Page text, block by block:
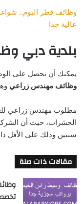
وظائف قطر اليوم..
عالية جدا
بلدية دبي
يمكنك أن تحصل على
وظائف مهندس زراعي
مطلوب مهندس زراعي
الحشرات، حيث أن
سنتين وذلك على الأقل
مقالات ذات صلة